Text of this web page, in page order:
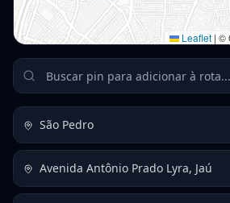
Leaflet | ©
São Pedro
Avenida Antônio Prado Lyra, Jaú